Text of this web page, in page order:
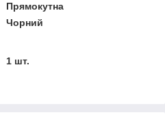
Прямокутна
Чорний
1 шт.